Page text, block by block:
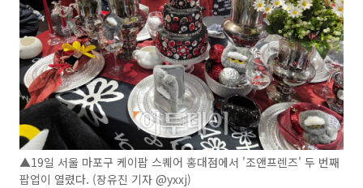
▲19일 서울 마포구 케이팝 스퀘어 홍대점에서 '조앤프렌즈' 두 번째
팝업이 열렸다. (장유진 기자 @yxxj)